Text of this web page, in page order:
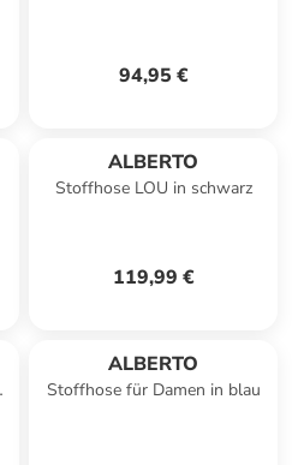
94,95 €
ALBERTO
Stoffhose LOU in schwarz
119,99 €
ALBERTO
Stoffhose für Damen in blau